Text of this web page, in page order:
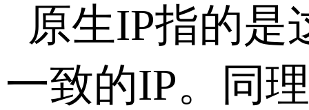
原生IP指的是
一致的IP。同